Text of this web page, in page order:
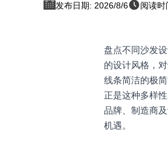
发布日期: 2026/8/6 阅读
盘点不同沙发
的设计风格，
线条简洁的极
正是这种多样
品牌、制造商
机遇。